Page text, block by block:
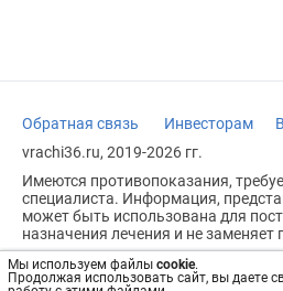
Мы используем файлы cookie.
Продолжая использовать сайт, вы даете
Обратная связь Инвесторам
vrachi36.ru, 2019-2026 гг.
Имеются противопоказания,
специалиста. Информация,
может быть использована для
назначения лечения и не заменяет
Возрастное ограничение: 18+